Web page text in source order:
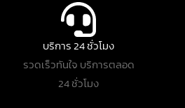
บริการ 24 ชั่วโมง
รวดเร็วทันใจ บริการตลอด
24 ชั่วโมง